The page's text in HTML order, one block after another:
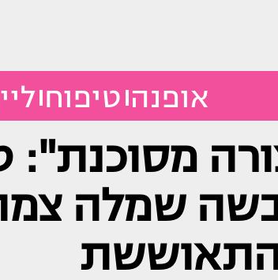
אופנה טיפוח
מסוכנת":
שמלה